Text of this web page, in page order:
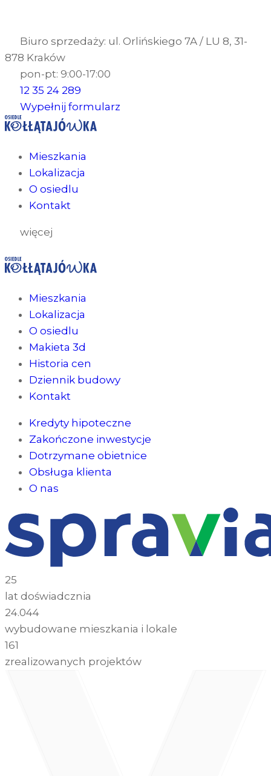
Biuro sprzedaży: ul. Orlińskiego 7A / LU 8, 31-
878 Kraków
pon-pt: 9:00-17:00
12 35 24 289
Wypełnij formularz
Mieszkania
Lokalizacja
O osiedlu
Kontakt
więcej
Mieszkania
Lokalizacja
O osiedlu
Makieta 3d
Historia cen
Dziennik budowy
Kontakt
Kredyty hipoteczne
Zakończone inwestycje
Dotrzymane obietnice
Obsługa klienta
O nas
25
lat doświadcznia
24.044
wybudowane mieszkania i lokale
161
zrealizowanych projektów